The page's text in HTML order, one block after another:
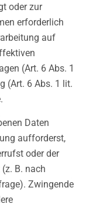
oder zur
erforderlich
auf
(Art. 6 Abs. 1
(Art. 6 Abs. 1 lit.
Daten
aufforderst,
oder der
B. nach
Zwingende